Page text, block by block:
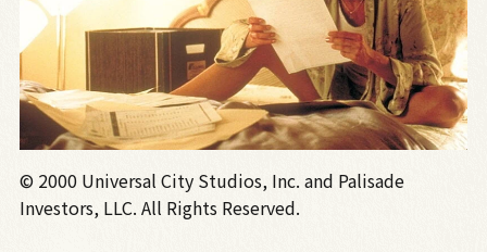
© 2000 Universal City Studios, Inc. and Palisade
Investors, LLC. All Rights Reserved.